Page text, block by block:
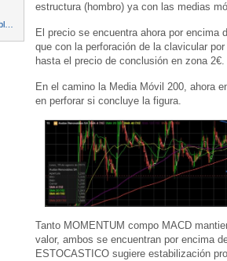
estructura (hombro) ya con las medias
El precio se encuentra ahora por encima
que con la perforación de la clavicular
hasta el precio de conclusión en zona 2€.
En el camino la Media Móvil 200, ahora
en perforar si concluye la figura.
Tanto MOMENTUM compo MACD
valor, ambos se encuentran por encima
ESTOCASTICO sugiere estabilización